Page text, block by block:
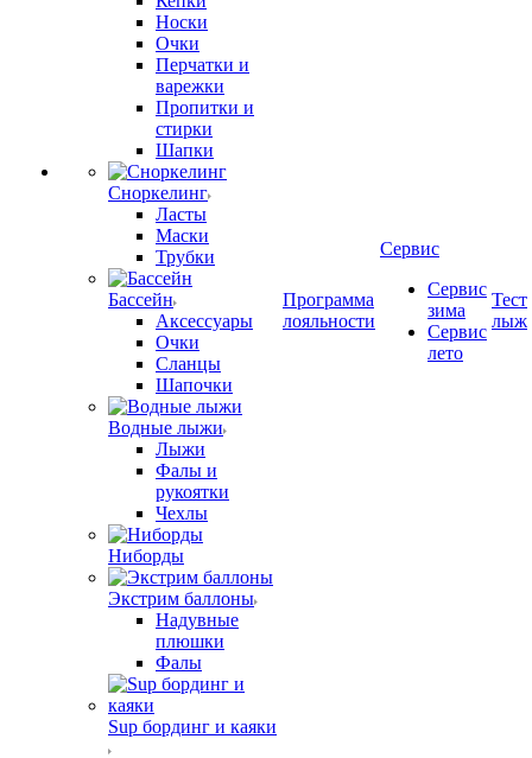
Носки
Очки
Перчатки и
варежки
Пропитки и
стирки
Шапки
Сноркелинг
Ласты
Маски
Трубки
Бассейн
Аксессуары
Очки
Сланцы
Шапочки
Водные лыжи
Лыжи
Фалы и
рукоятки
Чехлы
Ниборды
Экстрим баллоны
Надувные
плюшки
Фалы
Sup бординг и каяки
Программа
лояльности
Сервис
Сервис
зима
Сервис
лето
Тест
лыж